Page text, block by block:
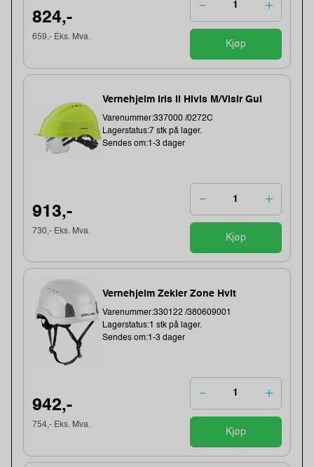
824,-
659,- Eks. Mva.
Kjøp
Vernehjelm Iris Ii Hivis M/Visir Gul
Varenummer:337000 /0272C
Lagerstatus:7 stk på lager.
Sendes om:1-3 dager
913,-
730,- Eks. Mva.
Kjøp
Vernehjelm Zekler Zone Hvit
Varenummer:330122 /380609001
Lagerstatus:1 stk på lager.
Sendes om:1-3 dager
942,-
754,- Eks. Mva.
Kjøp